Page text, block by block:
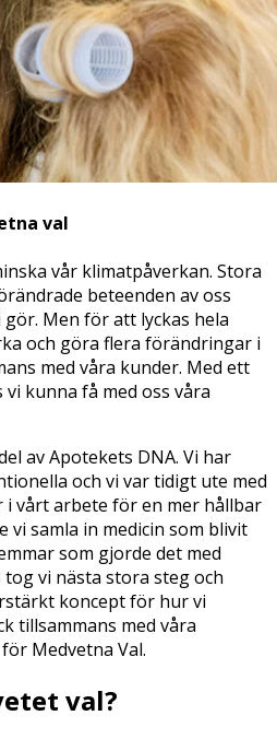
val
vår klimatpåverkan. Stora
beteenden av oss
Men för att lyckas hela
och göra flera förändringar i
med våra kunder. Med ett
kunna få med oss våra
av Apotekets DNA. Vi har
och vi var tidigt ute med
vårt arbete för en mer hållbar
vi samla in medicin som blivit
som gjorde det med
vi nästa stora steg och
koncept för hur vi
tillsammans med våra
Medvetna Val.
val?